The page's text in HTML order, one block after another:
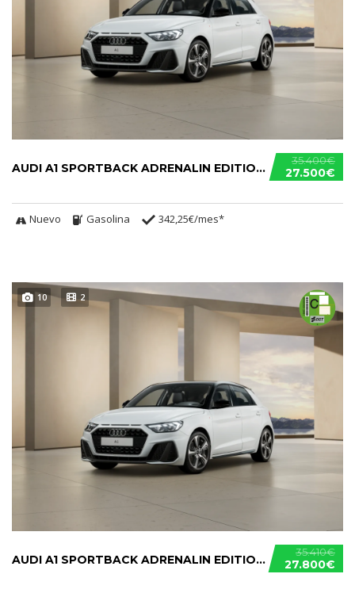
35.400€
27.500€
AUDI A1 SPORTBACK ADRENALIN EDITION 30 TFSI
Nuevo Gasolina 342,25€/mes*
10 2
35.410€
27.800€
AUDI A1 SPORTBACK ADRENALIN EDITION 30 TFSI